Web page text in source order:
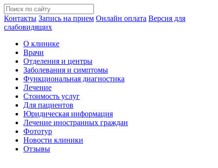
Контакты Запись на прием Онлайн оплата Версия для
слабовидящих
О клинике
Врачи
Отделения и центры
Заболевания и симптомы
Функциональная диагностика
Лечение
Стоимость услуг
Для пациентов
Юридическая информация
Лечение иностранных граждан
Фототур
Новости клиники
Отзывы